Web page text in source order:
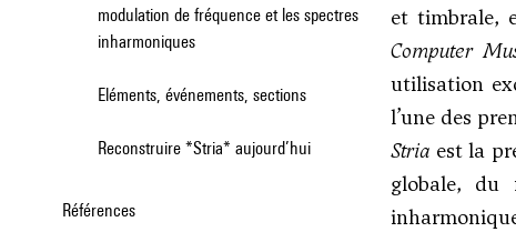
modulation de fréquence et les spectres
inharmoniques
Eléments, événements, sections
Reconstruire *Stria* aujourd’hui
Références
et timbrale,
Computer
utilisation
l’une des
Stria est la
globale, du